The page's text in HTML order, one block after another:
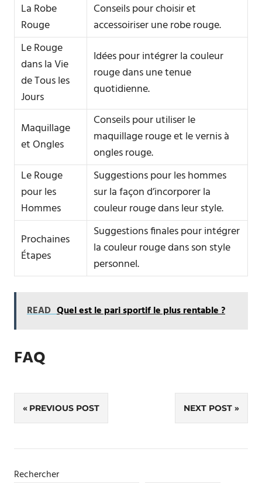
La Robe
Rouge
Conseils pour choisir et
accessoiriser une robe rouge.
Le Rouge
dans la Vie
de Tous les
Jours
Idées pour intégrer la couleur
rouge dans une tenue
quotidienne.
Maquillage
et Ongles
Conseils pour utiliser le
maquillage rouge et le vernis à
ongles rouge.
Le Rouge
pour les
Hommes
Suggestions pour les hommes
sur la façon d’incorporer la
couleur rouge dans leur style.
Prochaines
Étapes
Suggestions finales pour intégrer
la couleur rouge dans son style
personnel.
READ Quel est le pari sportif le plus rentable ?
FAQ
Navigation
de
l’article
PREVIOUS POST NEXT POST
Rechercher